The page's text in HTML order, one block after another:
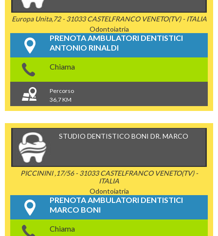
Europa Unita,72 - 31033 CASTELFRANCO VENETO(TV) - ITALIA
Odontoiatria
PRENOTA AMBULATORI DENTISTICI
ANTONIO RINALDI
Chiama
Percorso
36,7 KM
STUDIO DENTISTICO BONI DR. MARCO
PICCININI ,17/56 - 31033 CASTELFRANCO VENETO(TV) -
ITALIA
Odontoiatria
PRENOTA AMBULATORI DENTISTICI
MARCO BONI
Chiama